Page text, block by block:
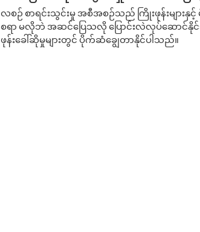
လစဉ် စာရင်းသွင်းမှု အစီအစဉ်သည် ကြိုးဖုန်းများနှ
စရာ မလိုဘဲ အဆင်ပြေသလို ပြောင်းလဲလုပ်ဆောင်နို
ဖုန်းခေါ်ဆိုမှုများတွင် ပိုက်ဆံချွေတာနိုင်ပါသည်။